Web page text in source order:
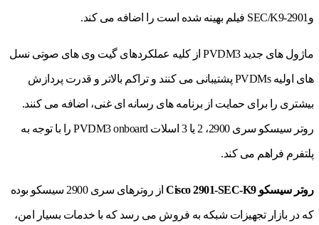
و2901-SEC/K9 فیلم بهینه شده است را اضافه می کند.
ماژول های جدید PVDM3 از کلیه عملکردهای گیت وی های صوتی نسل
های اولیه PVDMs پشتیبانی می کنند و تراکم بالاتر و قدرت پردازش
بیشتری را برای حمایت از برنامه های رسانه ای غنی، اضافه می کنند.
روتر سیسکو سری 2900، 2 یا 3 اسلات PVDM3 onboard را با توجه به
پلتفرم فراهم می کند.
روتر سیسکو Cisco 2901-SEC-K9 از روترهای سری 2900 سیسکو بوده
که در بازار تجهیزات شبکه به فروش می رسد که با خدمات بسیار امن،